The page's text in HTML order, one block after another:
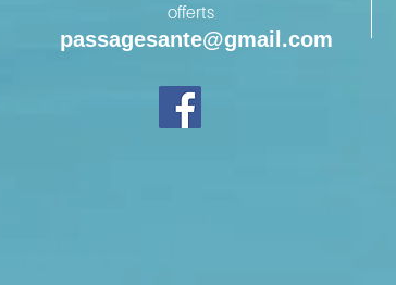
offerts
passagesante@gmail.com